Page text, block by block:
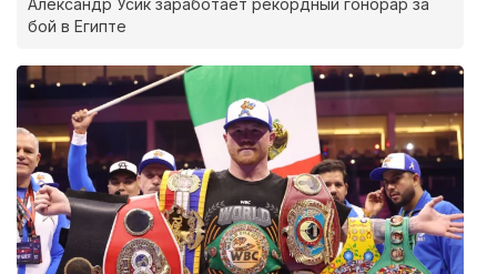
Александр Усик заработает рекордный гонорар за
бой в Египте